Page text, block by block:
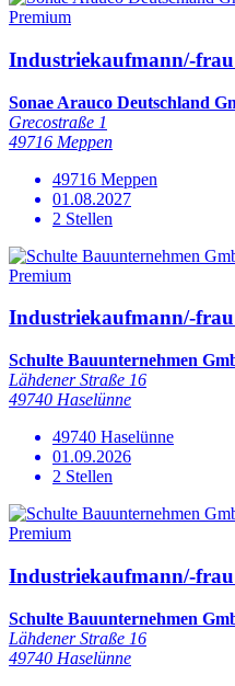
Premium
Industriekaufmann/-
Sonae Arauco Deutschland
Grecostraße 1
49716 Meppen
49716 Meppen
01.08.2027
2 Stellen
Premium
Industriekaufmann/-
Schulte Bauunternehmen
Lähdener Straße 16
49740 Haselünne
49740 Haselünne
01.09.2026
2 Stellen
Premium
Industriekaufmann/-
Schulte Bauunternehmen
Lähdener Straße 16
49740 Haselünne